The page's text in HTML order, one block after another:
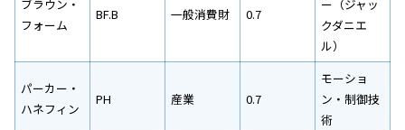
ブラウン・
フォーム
BF.B 一般消費財 0.7
ー（ジャッ
クダニエ
ル）
パーカー・
ハネフィン
PH 産業 0.7
モーショ
ン・制御技
術